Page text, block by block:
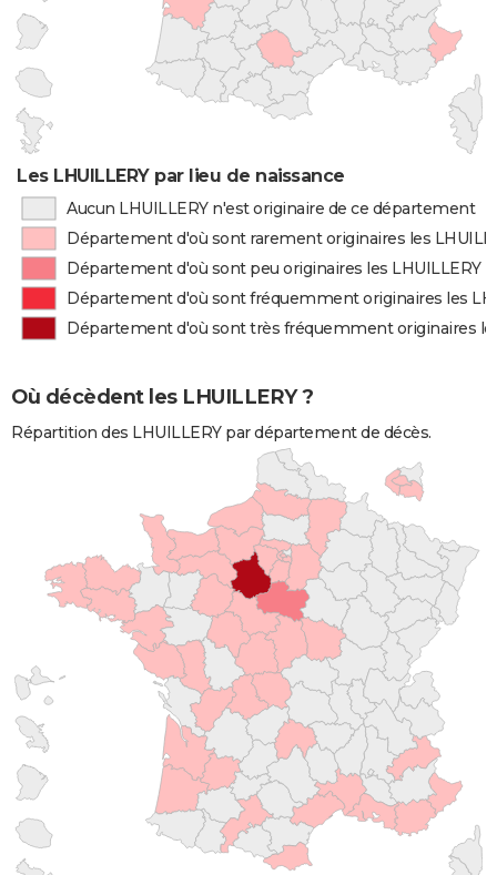
Les LHUILLERY par lieu de naissance
Aucun LHUILLERY n'est originaire de ce département
Département d'où sont rarement originaires les
Département d'où sont peu originaires les LHUILLERY
Département d'où sont fréquemment originaires les
Département d'où sont très fréquemment originaires
Où décèdent les LHUILLERY ?
Répartition des LHUILLERY par département de décès.